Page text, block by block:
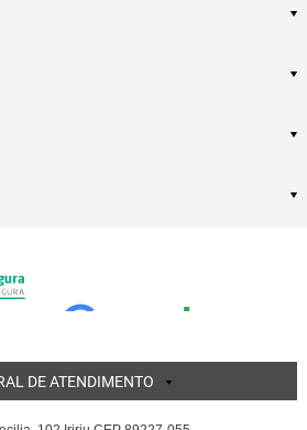
DE ATENDIMENTO